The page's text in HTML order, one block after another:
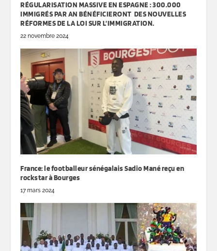
RÉGULARISATION MASSIVE EN ESPAGNE : 300.000
IMMIGRÉS PAR AN BÉNÉFICIERONT DES NOUVELLES
RÉFORMES DE LA LOI SUR L’IMMIGRATION.
22 novembre 2024
France: le footballeur sénégalais Sadio Mané reçu en
rockstar à Bourges
17 mars 2024